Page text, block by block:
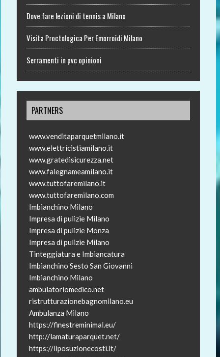
Dove fare lezioni di tennis a Milano
Visita Proctologica Per Emorroidi Milano
Serramenti in pvc opinioni
PARTNERS
www.venditaparquetmilano.it
www.elettricistiamilano.it
www.gratedisicurezza.net
www.falegnameamilano.it
www.tuttofaremilano.it
www.tuttofaremilano.com
Imbianchino Milano
Impresa di pulizie Milano
Impresa di pulizie Monza
Impresa di pulizie Milano
Tinteggiatura e Imbiancatura
Imbianchino Sesto San Giovanni
Imbianchino Milano
ambulatoriomedico.net
ristrutturazionebagnomilano.eu
Ambulanza Milano
https://finestreminimal.eu/
http://lamaturaparquet.net/
https://liposuzionecosti.it/